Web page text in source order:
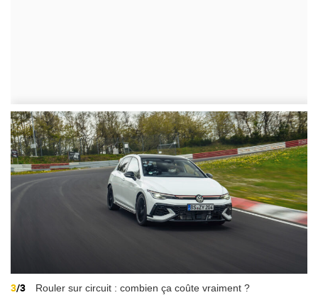
3/3
Rouler sur circuit : combien ça coûte vraiment ?